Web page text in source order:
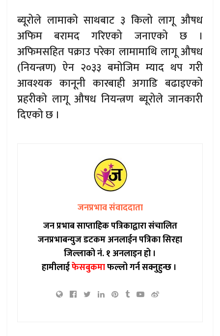
ब्यूरोले लामाको साथबाट ३ किलो लागू औषध
अफिम बरामद गरिएको जनाएको छ ।
अफिमसहित पक्राउ परेका लामामाथि लागू औषध
(नियन्त्रण) ऐन २०३३ बमोजिम म्याद थप गरी
आवश्यक कानूनी कारबाही अगाडि बढाइएको
प्रहरीको लागू औषध नियन्त्रण ब्यूरोले जानकारी
दिएको छ ।
जनप्रभाव संवाददाता
जन प्रभाब साप्ताहिक पत्रिकाद्वारा संचालित
जनप्रभाबन्युज डटकम अनलाईन पत्रिका सिरहा
जिल्लाको नं. १ अनलाइन हो ।
हामीलाईफेसबुकमाफल्लो गर्न सक्नुहुन्छ ।